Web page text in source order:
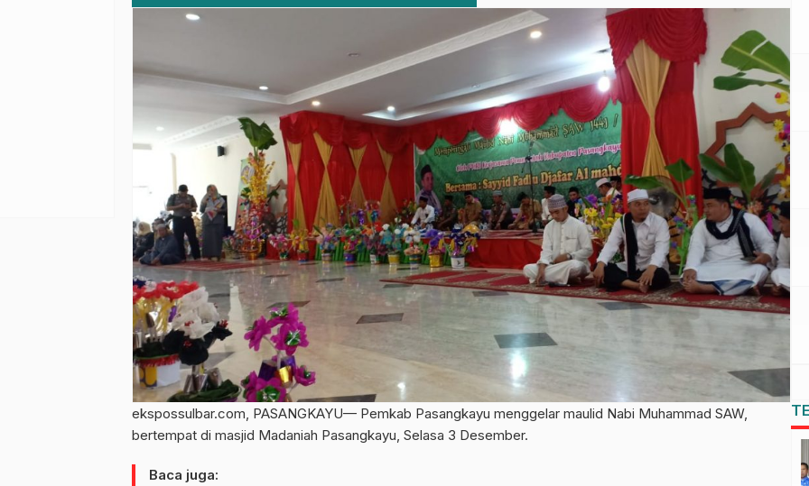
ekspossulbar.com, PASANGKAYU— Pemkab Pasangkayu menggelar maulid Nabi Muhammad SAW,
bertempat di masjid Madaniah Pasangkayu, Selasa 3 Desember.
Baca juga: